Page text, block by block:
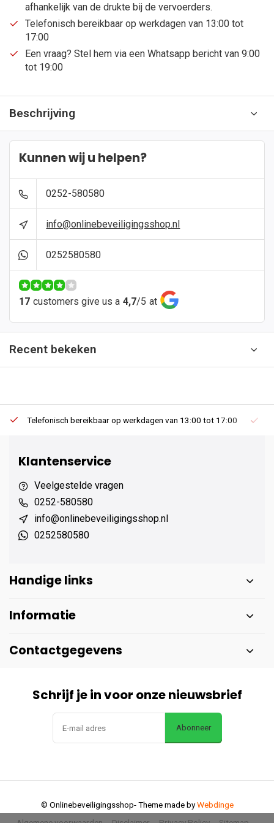
afhankelijk van de drukte bij de vervoerders.
Telefonisch bereikbaar op werkdagen van 13:00 tot
17:00
Een vraag? Stel hem via een Whatsapp bericht van 9:00
tot 19:00
Beschrijving
Kunnen wij u helpen?
0252-580580
info@onlinebeveiligingsshop.nl
0252580580
17 customers give us a 4,7/5 at
Recent bekeken
Telefonisch bereikbaar op werkdagen van 13:00 tot 17:00
Klantenservice
Veelgestelde vragen
0252-580580
info@onlinebeveiligingsshop.nl
0252580580
Handige links
Informatie
Contactgegevens
Schrijf je in voor onze nieuwsbrief
Abonneer
© Onlinebeveiligingsshop- Theme made byWebdinge